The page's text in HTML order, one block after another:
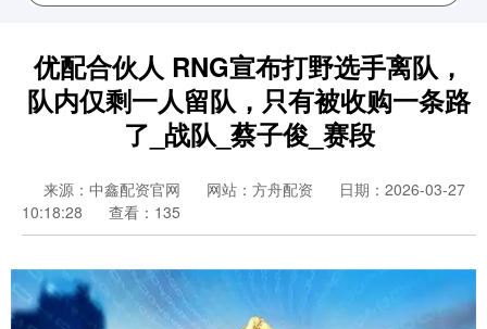
优配合伙人 RNG宣布打野选手离队，
队内仅剩一人留队，只有被收购一条路
了_战队_蔡子俊_赛段
来源：中鑫配资官网 网站：方舟配资
日期：2026-03-27
10:18:28
查看：135